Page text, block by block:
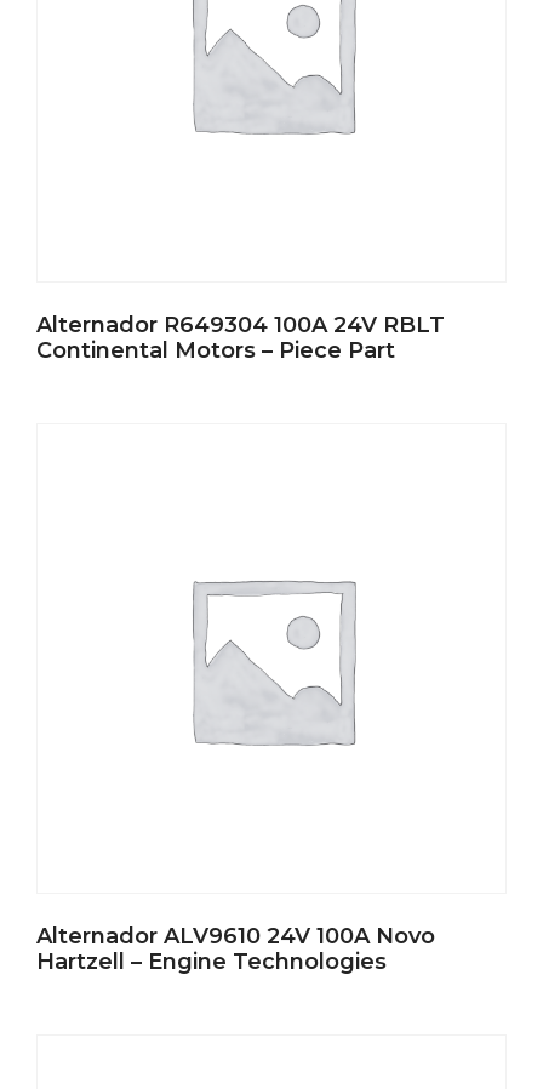
Alternador R649304 100A 24V RBLT
Continental Motors – Piece Part
Alternador ALV9610 24V 100A Novo
Hartzell – Engine Technologies